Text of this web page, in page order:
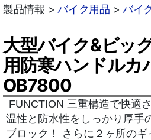
製品情報 >バイク用品 > バイ
大型バイク&ビッ
用防寒ハンドルカ
OB7800
FUNCTION 三重構造で快適
温性と防水性をしっかり厚手
ブロック！ さらに２ヶ所の